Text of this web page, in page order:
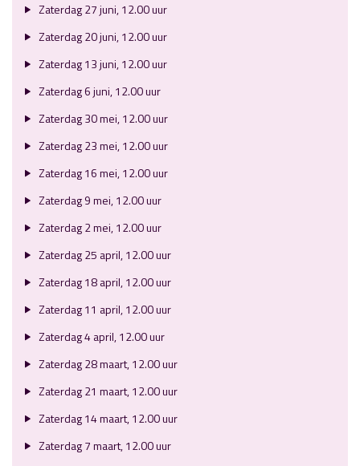
Zaterdag 27 juni, 12.00 uur
Zaterdag 20 juni, 12.00 uur
Zaterdag 13 juni, 12.00 uur
Zaterdag 6 juni, 12.00 uur
Zaterdag 30 mei, 12.00 uur
Zaterdag 23 mei, 12.00 uur
Zaterdag 16 mei, 12.00 uur
Zaterdag 9 mei, 12.00 uur
Zaterdag 2 mei, 12.00 uur
Zaterdag 25 april, 12.00 uur
Zaterdag 18 april, 12.00 uur
Zaterdag 11 april, 12.00 uur
Zaterdag 4 april, 12.00 uur
Zaterdag 28 maart, 12.00 uur
Zaterdag 21 maart, 12.00 uur
Zaterdag 14 maart, 12.00 uur
Zaterdag 7 maart, 12.00 uur